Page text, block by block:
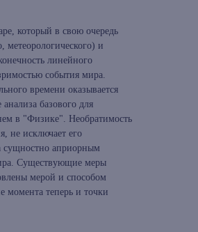
который в свою очередь
метеорологического) и
линейного
события мира.
времени оказывается
базового для
в "Физике". Необратимость
не исключает его
сущностно априорным
Существующие меры
мерой и способом
момента теперь и точки